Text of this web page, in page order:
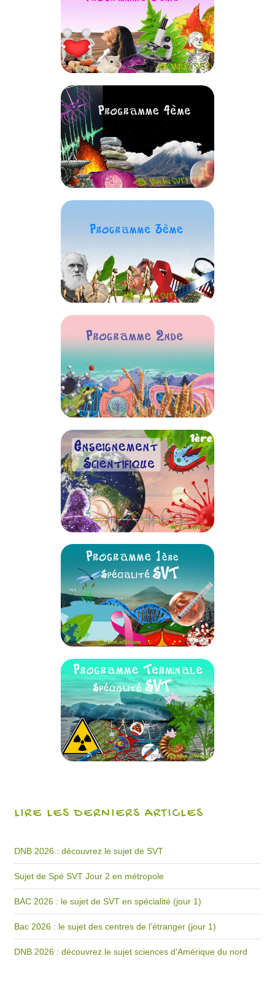
LIRE LES DERNIERS ARTICLES
DNB 2026 : découvrez le sujet de SVT
Sujet de Spé SVT Jour 2 en métropole
BAC 2026 : le sujet de SVT en spécialité (jour 1)
Bac 2026 : le sujet des centres de l’étranger (jour 1)
DNB 2026 : découvrez le sujet sciences d’Amérique du nord